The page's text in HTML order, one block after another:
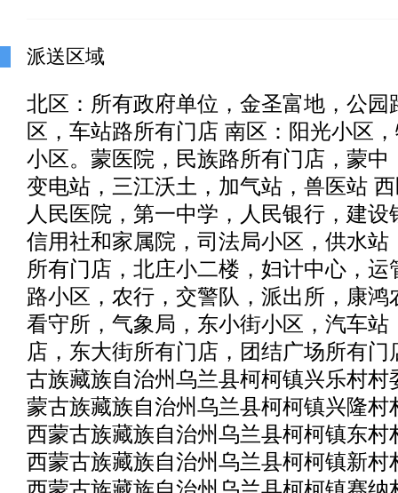
派送区域
北区：所有政府单位，金圣富地，公园
区，车站路所有门店 南区：阳光小区
小区。蒙医院，民族路所有门店，蒙中
变电站，三江沃土，加气站，兽医站
人民医院，第一中学，人民银行，建
信用社和家属院，司法局小区，供水站
所有门店，北庄小二楼，妇计中心，运
路小区，农行，交警队，派出所，康鸿
看守所，气象局，东小街小区，汽车站
店，东大街所有门店，团结广场所有门
古族藏族自治州乌兰县柯柯镇兴乐村村
蒙古族藏族自治州乌兰县柯柯镇兴隆村
西蒙古族藏族自治州乌兰县柯柯镇东村
西蒙古族藏族自治州乌兰县柯柯镇新村